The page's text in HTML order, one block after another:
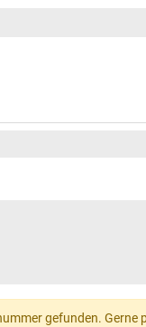
gefunden.